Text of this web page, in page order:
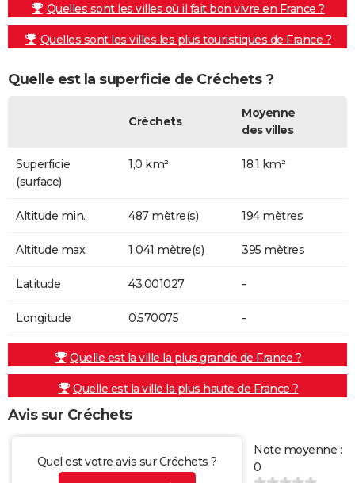
Quelles sont les villes où il fait bon vivre en France ?
Quelles sont les villes les plus touristiques de France ?
Quelle est la superficie de Créchets ?
Créchets
Moyenne
des villes
Superficie
(surface)
1,0 km² 18,1 km²
Altitude min. 487 mètre(s) 194 mètres
Altitude max. 1 041 mètre(s) 395 mètres
Latitude 43.001027 -
Longitude 0.570075 -
Quelle est la ville la plus grande de France ?
Quelle est la ville la plus haute de France ?
Avis sur Créchets
Quel est votre avis sur Créchets ?
Note moyenne :
0